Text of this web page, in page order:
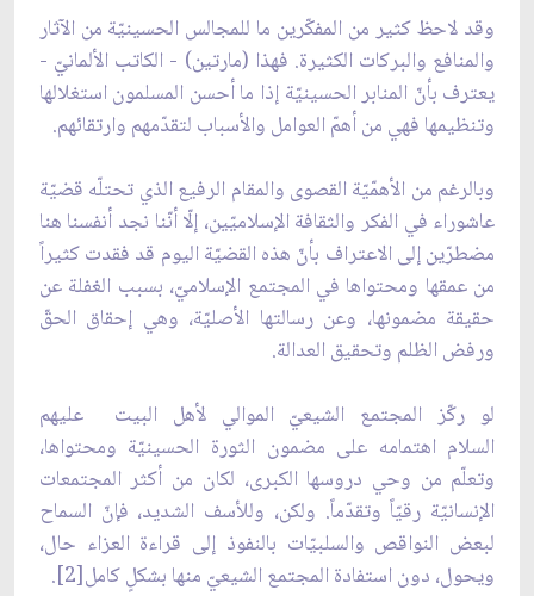
وقد لاحظ كثير من المفكّرين ما للمجالس الحسينيّة من الآثار
والمنافع والبركات الكثيرة. فهذا (مارتين) - الكاتب الألمانيّ -
يعترف بأنّ المنابر الحسينيّة إذا ما أحسن المسلمون استغلالها
وتنظيمها فهي من أهمّ العوامل والأسباب لتقدّمهم وارتقائهم.
وبالرغم من الأهمّيّة القصوى والمقام الرفيع الذي تحتلّه قضيّة
عاشوراء في الفكر والثقافة الإسلاميّين، إلّا أنّنا نجد أنفسنا هنا
مضطرّين إلى الاعتراف بأنّ هذه القضيّة اليوم قد فقدت كثيراً
من عمقها ومحتواها في المجتمع الإسلاميّ، بسبب الغفلة عن
حقيقة مضمونها، وعن رسالتها الأصليّة، وهي إحقاق الحقّ
ورفض الظلم وتحقيق العدالة.
لو ركّز المجتمع الشيعيّ الموالي لأهل البيت عليهم
السلام اهتمامه على مضمون الثورة الحسينيّة ومحتواها،
وتعلّم من وحي دروسها الكبرى، لكان من أكثر المجتمعات
الإنسانيّة رقيّاً وتقدّماً. ولكن، وللأسف الشديد، فإنّ السماح
لبعض النواقص والسلبيّات بالنفوذ إلى قراءة العزاء حال،
ويحول، دون استفادة المجتمع الشيعيّ منها بشكلٍ كامل[2].